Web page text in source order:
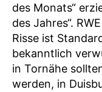
des Monats“
des Jahres“.
Risse ist
bekanntlich
in Tornähe
werden, in